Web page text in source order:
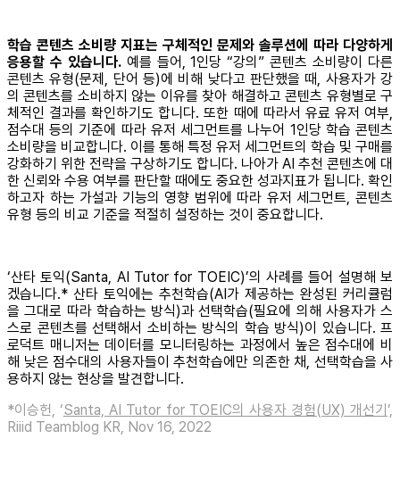
학습 콘텐츠 소비량 지표는 구체적인 문제와 솔루션에 따라 다양하게
응용할 수 있습니다.예를 들어, 1인당 “강의” 콘텐츠 소비량이 다른
콘텐츠 유형(문제, 단어 등)에 비해 낮다고 판단했을 때, 사용자가 강
의 콘텐츠를 소비하지 않는 이유를 찾아 해결하고 콘텐츠 유형별로 구
체적인 결과를 확인하기도 합니다. 또한 때에 따라서 유료 유저 여부,
점수대 등의 기준에 따라 유저 세그먼트를 나누어 1인당 학습 콘텐츠
소비량을 비교합니다. 이를 통해 특정 유저 세그먼트의 학습 및 구매를
강화하기 위한 전략을 구상하기도 합니다. 나아가 AI 추천 콘텐츠에 대
한 신뢰와 수용 여부를 판단할 때에도 중요한 성과지표가 됩니다. 확인
하고자 하는 가설과 기능의 영향 범위에 따라 유저 세그먼트, 콘텐츠
유형 등의 비교 기준을 적절히 설정하는 것이 중요합니다.
‘산타 토익(Santa, AI Tutor for TOEIC)’의 사례를 들어 설명해 보
겠습니다.* 산타 토익에는 추천학습(AI가 제공하는 완성된 커리큘럼
을 그대로 따라 학습하는 방식)과 선택학습(필요에 의해 사용자가 스
스로 콘텐츠를 선택해서 소비하는 방식의 학습 방식)이 있습니다. 프
로덕트 매니저는 데이터를 모니터링하는 과정에서 높은 점수대에 비
해 낮은 점수대의 사용자들이 추천학습에만 의존한 채, 선택학습을 사
용하지 않는 현상을 발견합니다.
*이승헌, ‘Santa, AI Tutor for TOEIC의 사용자 경험(UX) 개선기 ’,
Riiid Teamblog KR, Nov 16, 2022